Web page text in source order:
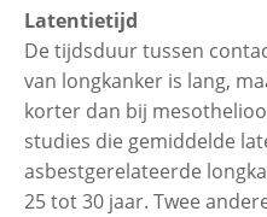
Latentietijd
De tijdsduur tussen
van longkanker is lang,
korter dan bij
studies die gemiddelde
asbestgerelateerde
25 tot 30 jaar. Twee